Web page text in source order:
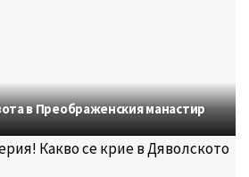
в Преображенския манастир